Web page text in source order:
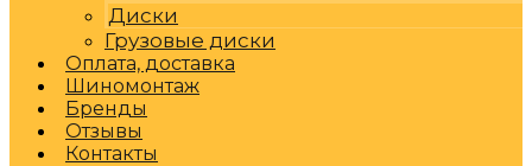
Диски
Грузовые диски
Оплата, доставка
Шиномонтаж
Бренды
Отзывы
Контакты